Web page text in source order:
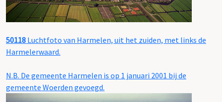
50118 Luchtfoto van Harmelen, uit het zuiden, met links de
Harmelerwaard.
N.B. De gemeente Harmelen is op 1 januari 2001 bij de
gemeente Woerden gevoegd.